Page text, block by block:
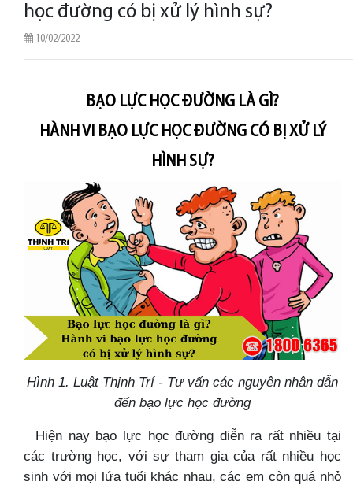
học đường có bị xử lý hình sự?
10/02/2022
BẠO LỰC HỌC ĐƯỜNG LÀ GÌ?
HÀNH VI BẠO LỰC HỌC ĐƯỜNG CÓ BỊ XỬ LÝ
HÌNH SỰ?
Hình 1. Luật Thịnh Trí - Tư vấn các nguyên nhân dẫn
đến bạo lực học đường
Hiện nay bạo lực học đường diễn ra rất nhiều tại
các trường học, với sự tham gia của rất nhiều học
sinh với mọi lứa tuổi khác nhau, các em còn quá nhỏ